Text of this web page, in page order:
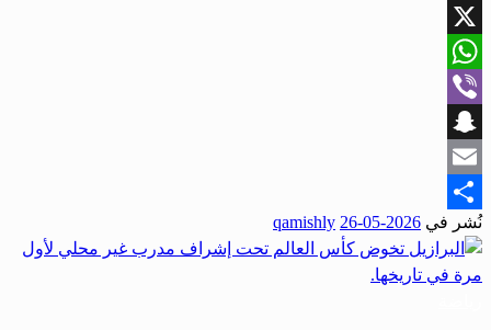
Facebook
X
WhatsApp
Viber
Snapchat
Email
Share
نُشر في 2026-05-26
qamishly